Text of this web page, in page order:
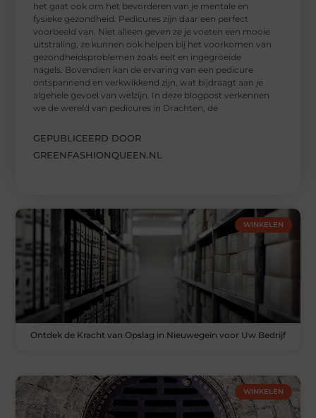
het gaat ook om het bevorderen van je mentale en
fysieke gezondheid. Pedicures zijn daar een perfect
voorbeeld van. Niet alleen geven ze je voeten een mooie
uitstraling, ze kunnen ook helpen bij het voorkomen van
gezondheidsproblemen zoals eelt en ingegroeide
nagels. Bovendien kan de ervaring van een pedicure
ontspannend en verkwikkend zijn, wat bijdraagt aan je
algehele gevoel van welzijn. In deze blogpost verkennen
we de wereld van pedicures in Drachten, de
GEPUBLICEERD DOOR
GREENFASHIONQUEEN.NL
WINKELEN
Ontdek de Kracht van Opslag in Nieuwegein voor Uw Bedrijf
WINKELEN